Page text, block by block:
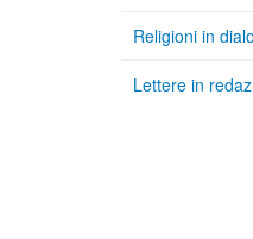
Religioni in
Lettere in